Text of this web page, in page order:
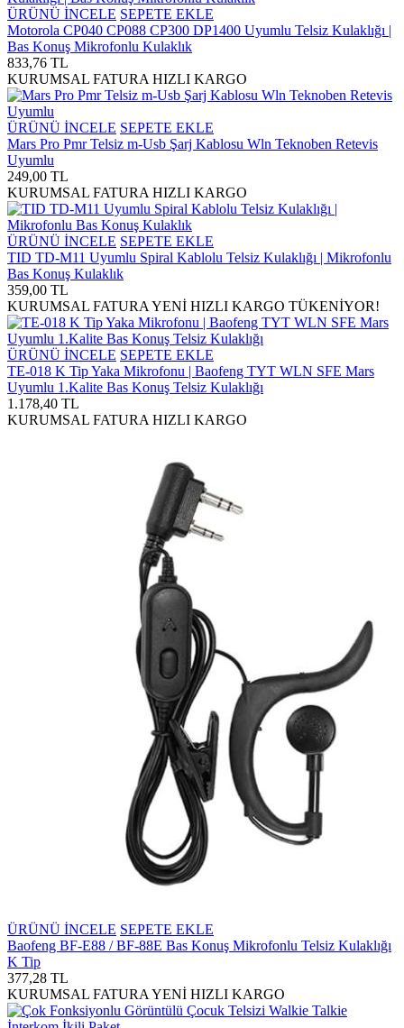
ÜRÜNÜ İNCELE SEPETE EKLE
Motorola CP040 CP088 CP300 DP1400 Uyumlu Telsiz Kulaklığı |
Bas Konuş Mikrofonlu Kulaklık
833,76 TL
KURUMSAL FATURA HIZLI KARGO
ÜRÜNÜ İNCELE SEPETE EKLE
Mars Pro Pmr Telsiz m-Usb Şarj Kablosu Wln Teknoben Retevis
Uyumlu
249,00 TL
KURUMSAL FATURA HIZLI KARGO
ÜRÜNÜ İNCELE SEPETE EKLE
TID TD-M11 Uyumlu Spiral Kablolu Telsiz Kulaklığı | Mikrofonlu
Bas Konuş Kulaklık
359,00 TL
KURUMSAL FATURAYENİ HIZLI KARGO TÜKENİYOR!
ÜRÜNÜ İNCELE SEPETE EKLE
TE-018 K Tip Yaka Mikrofonu | Baofeng TYT WLN SFE Mars
Uyumlu 1.Kalite Bas Konuş Telsiz Kulaklığı
1.178,40 TL
KURUMSAL FATURA HIZLI KARGO
ÜRÜNÜ İNCELE SEPETE EKLE
Baofeng BF-E88 / BF-88E Bas Konuş Mikrofonlu Telsiz Kulaklığı
K Tip
377,28 TL
KURUMSAL FATURAYENİ HIZLI KARGO